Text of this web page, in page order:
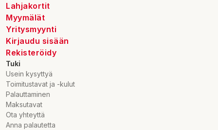
Lahjakortit
Myymälät
Yritysmyynti
Kirjaudu sisään
Rekisteröidy
Tuki
Usein kysyttyä
Toimitustavat ja -kulut
Palauttaminen
Maksutavat
Ota yhteyttä
Anna palautetta